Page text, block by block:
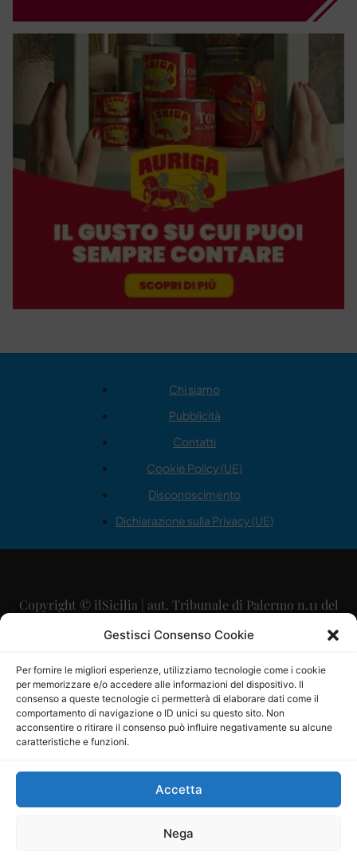
Gestisci Consenso Cookie
Per fornire le migliori esperienze, utilizziamo tecnologie come i cookie
per memorizzare e/o accedere alle informazioni del dispositivo. Il
consenso a queste tecnologie ci permetterà di elaborare dati come il
comportamento di navigazione o ID unici su questo sito. Non
acconsentire o ritirare il consenso può influire negativamente su alcune
caratteristiche e funzioni.
Accetta
Nega
Chi siamo
Pubblicità
Contatti
Cookie Policy (UE)
Disconoscimento
Dichiarazione sulla Privacy (UE)
Copyright © ilSicilia | aut. Tribunale di Palermo n.11 del
29/09/2015
Direttore Editoriale: Maurizio Scaglione
Direttore Responsabile: Maria Calabrese
P.IVA: 06334930820
Mercurio Comunicazione Società Cooperativa a r.l. è
iscritta al Registro degli Operatori di Comunicazione al